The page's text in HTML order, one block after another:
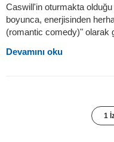
Caswill'in oturmakta
boyunca, enerjisinden
(romantic comedy)" olarak
Devamını oku
1